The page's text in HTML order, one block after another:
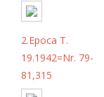
2.Epoca T.
19.1942=Nr. 79-
81,315